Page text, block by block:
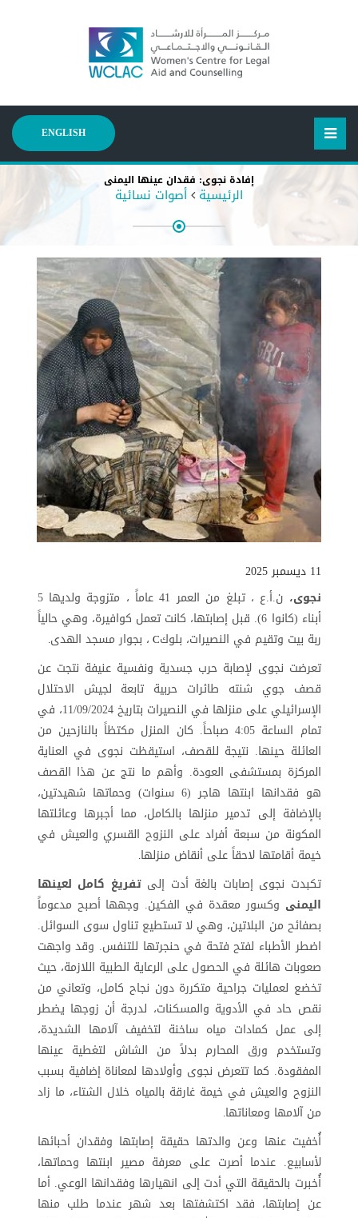
ENGLISH
إفادة نجوى: فقدان عينها اليمنى
الرئيسية أصوات نسائية
11 ديسمبر 2025
نجوى،
ن.أ.ع ، تبلغ من العمر 41 عاماً ، متزوجة ولديها 5
أبناء (كانوا 6). قبل إصابتها، كانت تعمل كوافيرة، وهي حالياً
ربة بيت وتقيم في النصيرات، بلوكC ، بجوار مسجد الهدى.
تعرضت نجوى لإصابة حرب جسدية ونفسية عنيفة نتجت عن
قصف جوي شنته طائرات حربية تابعة لجيش الاحتلال
الإسرائيلي على منزلها في النصيرات بتاريخ 11/09/2024، في
تمام الساعة 4:05 صباحاً. كان المنزل مكتظاً بالنازحين من
العائلة حينها. نتيجة للقصف، استيقظت نجوى في العناية
المركزة بمستشفى العودة. وأهم ما نتج عن هذا القصف
هو فقدانها ابنتها هاجر (6 سنوات) وحماتها شهيدتين،
بالإضافة إلى تدمير منزلها بالكامل، مما أجبرها وعائلتها
المكونة من سبعة أفراد على النزوح القسري والعيش في
خيمة أقامتها لاحقاً على أنقاض منزلها.
تكبدت نجوى إصابات بالغة أدت إلىتفريغ كامل لعينها
اليمنى وكسور معقدة في الفكين. وجهها أصبح مدعوماً
بصفائح من البلاتين، وهي لا تستطيع تناول سوى السوائل.
اضطر الأطباء لفتح فتحة في حنجرتها للتنفس. وقد واجهت
صعوبات هائلة في الحصول على الرعاية الطبية اللازمة، حيث
تخضع لعمليات جراحية متكررة دون نجاح كامل، وتعاني من
نقص حاد في الأدوية والمسكنات، لدرجة أن زوجها يضطر
إلى عمل كمادات مياه ساخنة لتخفيف آلامها الشديدة،
وتستخدم ورق المحارم بدلاً من الشاش لتغطية عينها
المفقودة. كما تتعرض نجوى وأولادها لمعاناة إضافية بسبب
النزوح والعيش في خيمة غارقة بالمياه خلال الشتاء، ما زاد
من آلامها ومعاناتها.
أُخفيت عنها وعن والدتها حقيقة إصابتها وفقدان أحبائها
لأسابيع. عندما أصرت على معرفة مصير ابنتها وحماتها،
أُخبرت بالحقيقة التي أدت إلى انهيارها وفقدانها الوعي. أما
عن إصابتها، فقد اكتشفتها بعد شهر عندما طلب منها